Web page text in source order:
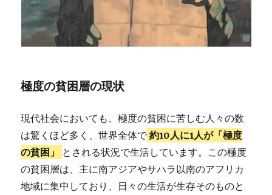
極度の貧困層の現状
現代社会においても、極度の貧困に苦しむ人々の数
は驚くほど多く、世界全体で 約10人に1人が「極度
の貧困」
とされる状況で生活しています。この極度
の貧困層は、主に南アジアやサハラ以南のアフリカ
地域に集中しており、日々の生活が生存そのものと